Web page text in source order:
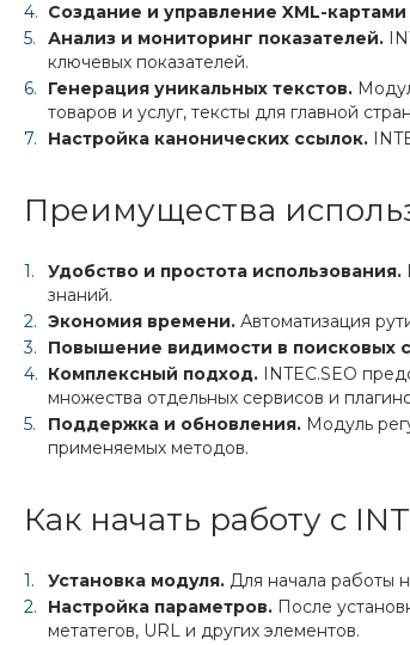
Создание и управление XML-картами
Анализ и мониторинг показателей.
ключевых показателей.
Генерация уникальных текстов.
товаров и услуг, тексты для главной
Настройка канонических ссылок.
Преимущества
Удобство и простота использования.
знаний.
Экономия времени. Автоматизация
Повышение видимости в поисковых
Комплексный подход. INTEC.SEO
множества отдельных сервисов и
Поддержка и обновления. Модуль
применяемых методов.
Как начать работу с
Установка модуля. Для начала работы
Настройка параметров. После
метатегов, URL и других элементов.